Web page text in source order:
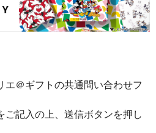
エ＠ギフトの共通問い合わせフ
ご記入の上、送信ボタンを押し